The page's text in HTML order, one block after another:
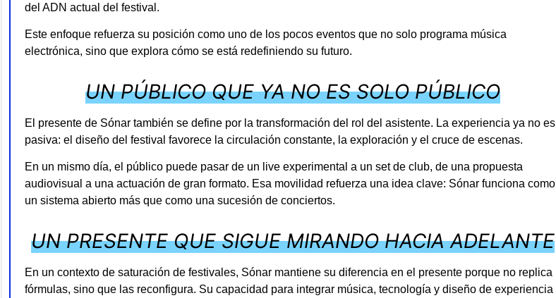
del ADN actual del festival.
Este enfoque refuerza su posición como uno de los pocos eventos que no solo programa música
electrónica, sino que explora cómo se está redefiniendo su futuro.
UN PÚBLICO QUE YA NO ES SOLO PÚBLICO
El presente de Sónar también se define por la transformación del rol del asistente. La experiencia ya no es
pasiva: el diseño del festival favorece la circulación constante, la exploración y el cruce de escenas.
En un mismo día, el público puede pasar de un live experimental a un set de club, de una propuesta
audiovisual a una actuación de gran formato. Esa movilidad refuerza una idea clave: Sónar funciona como
un sistema abierto más que como una sucesión de conciertos.
UN PRESENTE QUE SIGUE MIRANDO HACIA ADELANTE
En un contexto de saturación de festivales, Sónar mantiene su diferencia en el presente porque no replica
fórmulas, sino que las reconfigura. Su capacidad para integrar música, tecnología y diseño de experiencia